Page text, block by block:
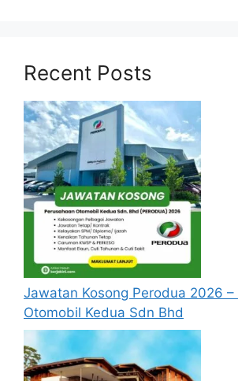
Recent Posts
Jawatan Kosong Perodua 2026 –
Otomobil Kedua Sdn Bhd